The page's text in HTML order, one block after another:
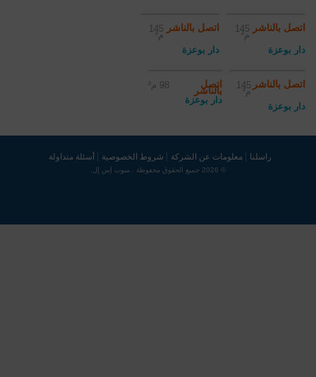
اتصل بالناشر 145
م²
دار بوعزة
اتصل بالناشر 145
م²
دار بوعزة
اتصل بالناشر 145
م²
دار بوعزة
اتصل
بالناشر 98 م²
دار بوعزة
راسلنا معلومات عن الشركة شروط الخصوصية أسئلة متداولة
© 2026 جميع الحقوق محفوظة . مبوب إس إل.